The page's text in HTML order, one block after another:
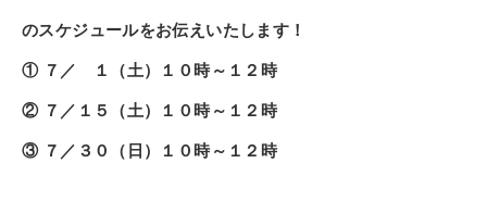
のスケジュールをお伝えいたします！
① ７／ １（土）１０時～１２時
② ７／１５（土）１０時～１２時
③ ７／３０（日）１０時～１２時